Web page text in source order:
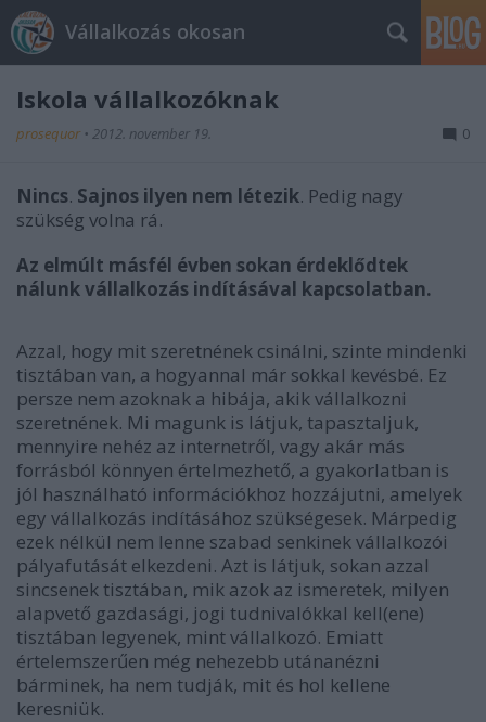
Vállalkozás okosan
Iskola vállalkozóknak
prosequor • 2012. november 19. 0
Nincs. Sajnos ilyen nem létezik. Pedig nagy
szükség volna rá.
Az elmúlt másfél évben sokan érdeklődtek
nálunk vállalkozás indításával kapcsolatban.
Azzal, hogy mit szeretnének csinálni, szinte mindenki
tisztában van, a hogyannal már sokkal kevésbé. Ez
persze nem azoknak a hibája, akik vállalkozni
szeretnének. Mi magunk is látjuk, tapasztaljuk,
mennyire nehéz az internetről, vagy akár más
forrásból könnyen értelmezhető, a gyakorlatban is
jól használható információkhoz hozzájutni, amelyek
egy vállalkozás indításához szükségesek. Márpedig
ezek nélkül nem lenne szabad senkinek vállalkozói
pályafutását elkezdeni. Azt is látjuk, sokan azzal
sincsenek tisztában, mik azok az ismeretek, milyen
alapvető gazdasági, jogi tudnivalókkal kell(ene)
tisztában legyenek, mint vállalkozó. Emiatt
értelemszerűen még nehezebb utánanézni
bárminek, ha nem tudják, mit és hol kellene
keresniük.